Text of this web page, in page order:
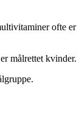
ofte er
målrettet kvinder.